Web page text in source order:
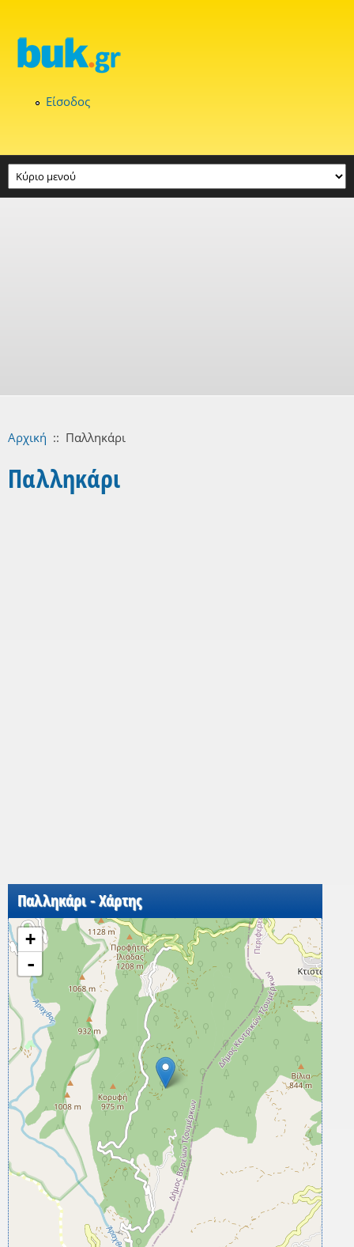
Είσοδος
Αρχική :: Παλληκάρι
Παλληκάρι
Παλληκάρι - Χάρτης
+
-